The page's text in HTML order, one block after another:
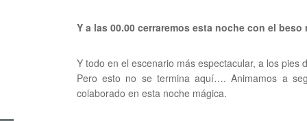
Y a las 00.00 cerraremos esta noche con el
Y todo en el escenario más espectacular, a los pies
Pero esto no se termina aquí…. Animamos a
colaborado en esta noche mágica.